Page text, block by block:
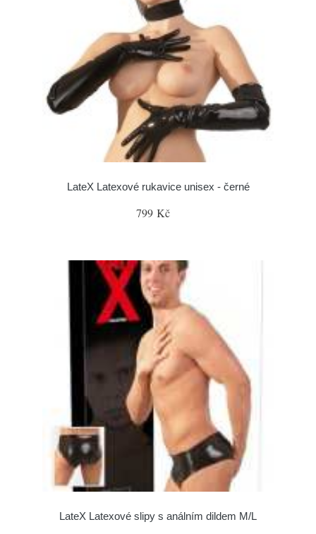
LateX Latexové rukavice unisex - černé
799 Kč
LateX Latexové slipy s análním dildem M/L